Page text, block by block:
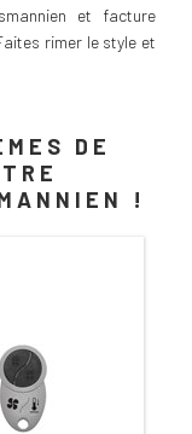
et facture
rimer le style et
DE
!